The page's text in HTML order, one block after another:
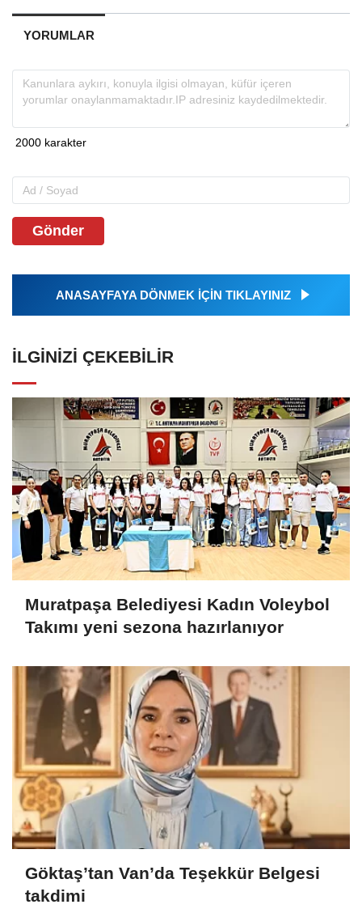
YORUMLAR
Gönder
ANASAYFAYA DÖNMEK İÇİN TIKLAYINIZ
İLGINIZI ÇEKEBILIR
Muratpaşa Belediyesi Kadın Voleybol
Takımı yeni sezona hazırlanıyor
Göktaş’tan Van’da Teşekkür Belgesi
takdimi